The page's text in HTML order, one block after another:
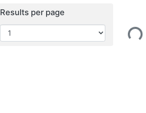
Results per page
Loading...